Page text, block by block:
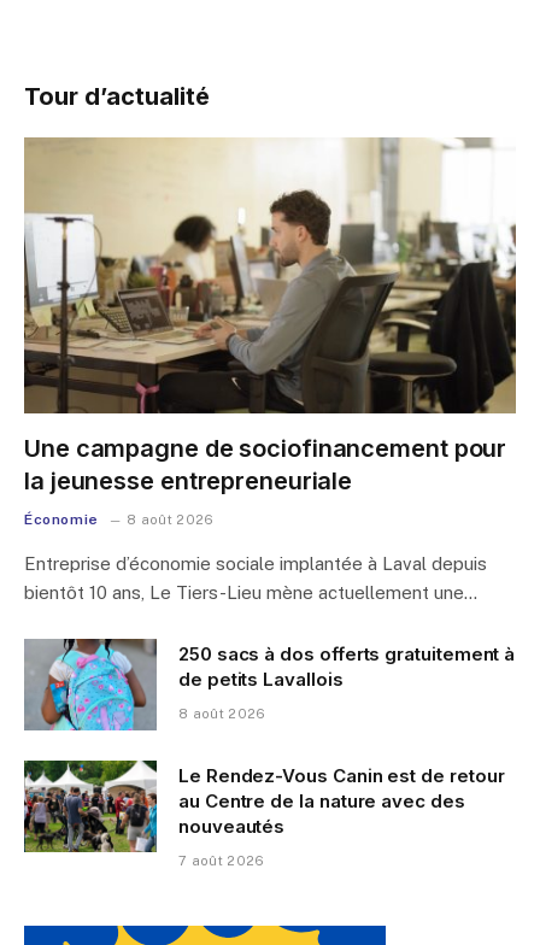
Tour d’actualité
Une campagne de sociofinancement pour
la jeunesse entrepreneuriale
Économie 8 août 2026
Entreprise d’économie sociale implantée à Laval depuis
bientôt 10 ans, Le Tiers-Lieu mène actuellement une…
250 sacs à dos offerts gratuitement à
de petits Lavallois
8 août 2026
Le Rendez-Vous Canin est de retour
au Centre de la nature avec des
nouveautés
7 août 2026